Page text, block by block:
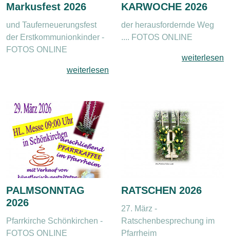
Markusfest 2026
und Tauferneuerungsfest
der Erstkommunionkinder -
FOTOS ONLINE
weiterlesen
KARWOCHE 2026
der herausfordernde Weg
.... FOTOS ONLINE
weiterlesen
PALMSONNTAG
2026
Pfarrkirche Schönkirchen -
FOTOS ONLINE
RATSCHEN 2026
27. März -
Ratschenbesprechung im
Pfarrheim